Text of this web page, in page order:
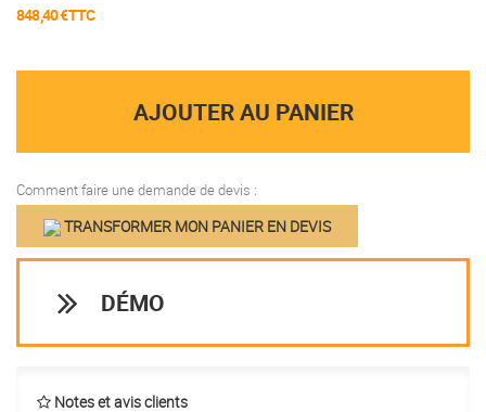
848,40 €TTC
AJOUTER AU PANIER
Comment faire une demande de devis :
TRANSFORMER MON PANIER EN DEVIS
DÉMO
Notes et avis clients